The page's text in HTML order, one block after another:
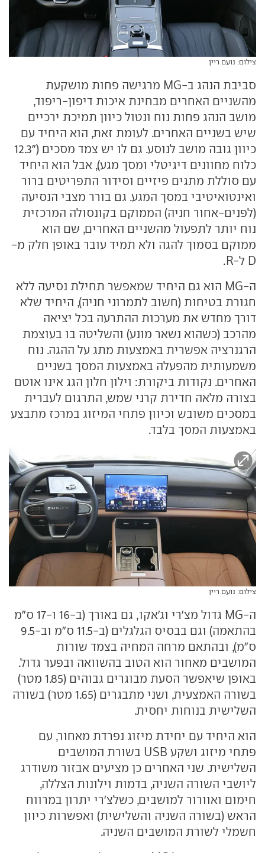
צילום: נועם ריין
סביבת הנהג ב-MG מרגישה פחות מושקעת
מהשניים האחרים מבחינת איכות דיפון-ריפוד,
מושב הנהג פחות נוח ונטול כיוון תמיכת ירכיים
שיש בשניים האחרים. לעומת זאת, הוא היחיד עם
כיוון גובה מושב לנוסע. גם לו יש צמד מסכים ("12.3
כלוח מחוונים דיגיטלי ומסך מגע), אבל הוא היחיד
עם סוללת מתגים פיזיים וסידור התפריטים ברור
ואינטואיטיבי במסך המגע. גם בורר מצבי הנסיעה
(לפנים-אחור חניה) הממוקם בקונסולה המרכזית
נוח יותר לתפעול מהשניים האחרים, שם הוא
ממוקם בסמוך להגה ולא תמיד עובר באופן חלק מ-
D ל-R.
ה-MG הוא גם היחיד שמאפשר תחילת נסיעה ללא
חגורת בטיחות (חשוב לתמרוני חניה), היחיד שלא
דורך מחדש את מערכות ההתרעה בכל יציאה
מהרכב (כשהוא נשאר מונע) והשליטה בו בעוצמת
הרגנרציה אפשרית באמצעות מתג על ההגה. נוח
משמעותית מהפעלה באמצעות המסך בשניים
האחרים. נקודות ביקורת: וילון חלון הגג אינו אוטם
בצורה מלאה חדירת קרני שמש, התרגום לעברית
במסכים משובש וכיוון פתחי המיזוג במרכז מתבצע
באמצעות המסך בלבד.
צילום: נועם ריין
ה-MG גדול מצ'רי וג'אקו, גם באורך (ב-16 ו-17 ס"מ
בהתאמה) וגם בבסיס הגלגלים (ב-11.5 ס"מ וב-9.5
ס"מ), ובהתאם מרחה המחיה בצמד שורות
המושבים מאחור הוא הטוב בהשוואה ובפער גדול.
באופן שיאפשר הסעת מבוגרים גבוהים (1.85 מטר)
בשורה האמצעית, ושני מתבגרים (1.65 מטר) בשורה
השלישית בנוחות יחסית.
הוא היחיד עם יחידת מיזוג נפרדת מאחור, עם
פתחי מיזוג ושקע USB בשורת המושבים
השלישית. שני האחרים כן מציעים אבזור משודרג
ליושבי השורה השניה, בדמות וילונות הצללה,
חימום ואוורור למושבים, כשלצ'רי יתרון במרווח
הראש (בשורה השניה והשלישית) ואפשרות כיוון
חשמלי לשורת המושבים השניה.